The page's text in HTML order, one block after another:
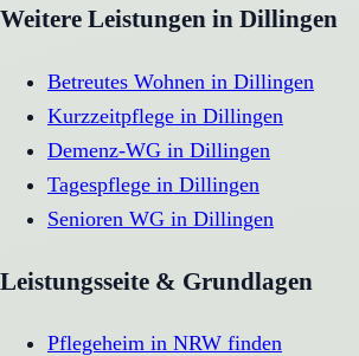
Weitere Leistungen in Dillingen
Betreutes Wohnen in Dillingen
Kurzzeitpflege in Dillingen
Demenz-WG in Dillingen
Tagespflege in Dillingen
Senioren WG in Dillingen
Leistungsseite & Grundlagen
Pflegeheim in NRW finden